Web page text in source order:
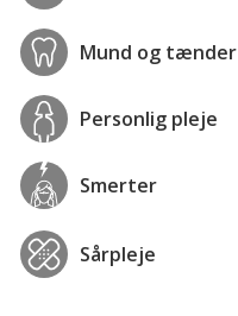
Mund og tænder
Personlig pleje
Smerter
Sårpleje